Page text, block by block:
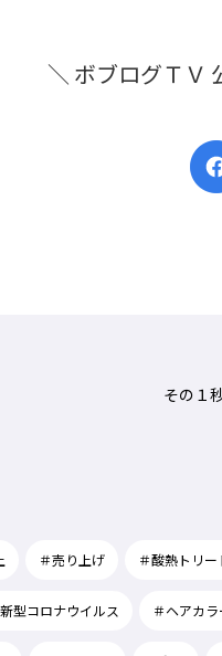
＼ ボブログＴＶ
その１
＃売り上げ ＃酸熱トリー
型コロナウイルス ＃ヘアカラ